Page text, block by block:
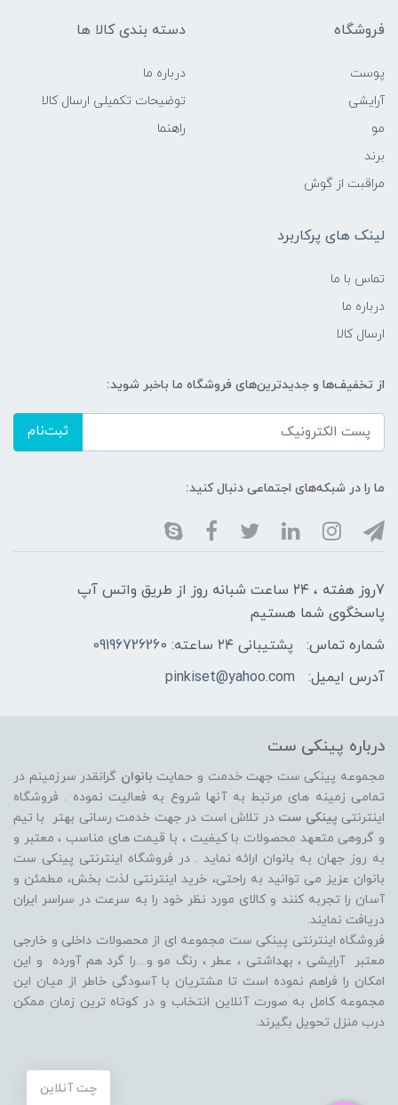
فروشگاه
پوست
آرایشی
مو
برند
مراقبت از گوش
دسته بندی کالا ها
درباره ما
توضیحات تکمیلی ارسال کالا
راهنما
لینک های پرکاربرد
تماس با ما
درباره ما
ارسال کالا
از تخفیف‌ها و جدیدترین‌های فروشگاه ما باخبر شوید:
ثبت‌نام
ما را در شبکه‌های اجتماعی دنبال کنید:
7روز هفته ، ۲۴ ساعت شبانه‌ روز از طریق واتس آپ
پاسخگوی شما هستیم
شماره تماس:
پشتیبانی ۲۴ ساعته: 09196726260
آدرس ایمیل:
pinkiset@yahoo.com
چت آنلاین
درباره پینکی ست
مجموعه پینکی ست جهت خدمت و حمایت بانوان گرانقدر سرزمینم در
تمامی زمینه های مرتبط به آنها شروع به فعالیت نموده . فروشگاه
اینترنتی پینکی ست در تلاش است در جهت خدمت رسانی بهتر با تیم
و گروهی متعهد محصولات با کیفیت ، با قیمت های مناسب ، معتبر و
به روز جهان به بانوان ارائه نماید . در فروشگاه اینترنتی پینکی ست
بانوان عزیز می توانيد به راحتی، خرید اینترنتی لذت بخش، مطمئن و
آسان را تجربه کنند و کالای مورد نظر خود را به سرعت در سراسر ایران
دریافت نمایند.
فروشگاه اینترنتی پینکی ست مجموعه ای از محصولات داخلی و خارجی
معتبر آرایشی ، بهداشتی ، عطر ، رنگ مو و....را گرد هم آورده و اين
امکان را فراهم نموده است تا مشتريان با آسودگی خاطر از ميان اين
مجموعه کامل به صورت آنلاين انتخاب و در کوتاه ترين زمان ممکن
درب منزل تحویل بگیرند.